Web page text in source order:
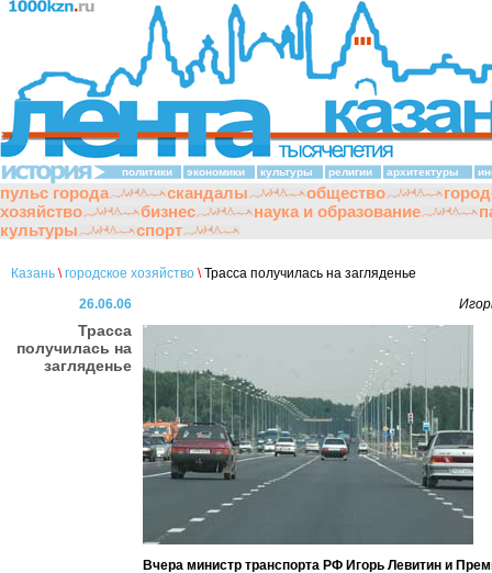
политики экономики культуры религии архитектуры
пульс города скандалы общество
хозяйство
бизнес наука и образование
культуры
спорт
Казань \ городское хозяйство \Трасса получилась на загляденье
26.06.06
Трасса
получилась на
загляденье
Вчера министр транспорта РФ Игорь Левитин и